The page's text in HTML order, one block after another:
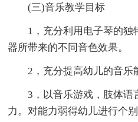
(三)音乐教学目标
1，充分利用电子琴的独
器所带来的不同音色效果。
2，充分提高幼儿的音乐
3，以音乐游戏，肢体语
力。对能力弱得幼儿进行个别